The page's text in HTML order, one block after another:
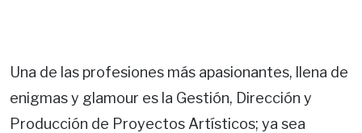
Una de las profesiones más apasionantes, llena de
enigmas y glamour es la Gestión, Dirección y
Producción de Proyectos Artísticos; ya sea